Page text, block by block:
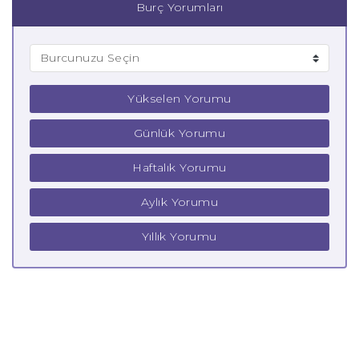
Burç Yorumları
Yükselen Yorumu
Günlük Yorumu
Haftalık Yorumu
Aylık Yorumu
Yıllık Yorumu